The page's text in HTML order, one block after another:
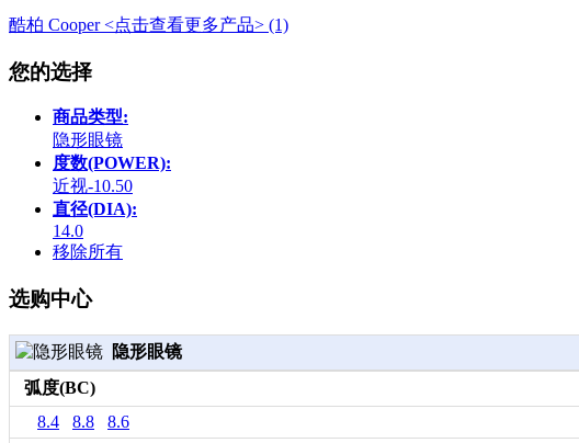
酷柏 Cooper <点击查看更多产品> (1)
您的选择
商品类型:
隐形眼镜
度数(POWER):
近视-10.50
直径(DIA):
14.0
移除所有
选购中心
隐形眼镜
弧度(BC)
8.4
8.8
8.6